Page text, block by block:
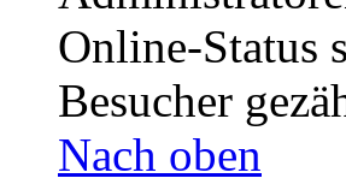
Online-Status
Besucher
Nach oben